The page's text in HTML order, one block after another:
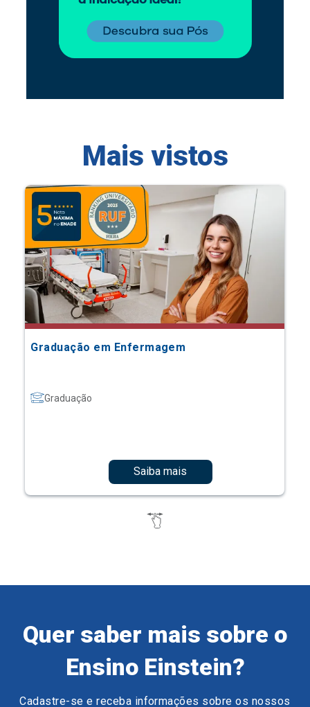
Mais vistos
Graduação em Enfermagem
Graduação
Saiba mais
Quer saber mais sobre o
Ensino Einstein?
Cadastre-se e receba informações sobre os nossos